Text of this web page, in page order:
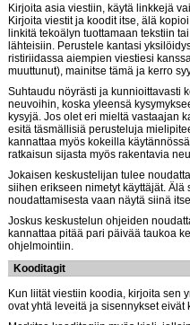
Kirjoita asia viestiin, käytä linkkejä
Kirjoita viestit ja koodit itse, älä
linkitä tekoälyn tuottamaan tekstiin
lähteisiin. Perustele kantasi
ristiriidassa aiempien viestiesi
muuttunut), mainitse tämä ja kerro
Suhtaudu nöyrästi ja kunnioittavasti
neuvoihin, koska yleensä
kysyjä. Jos olet eri mieltä vastaajan
esitä täsmällisiä perusteluja
kannattaa myös kokeilla
ratkaisun sijasta myös rakentavia
Jokaisen keskustelijan tulee
siihen erikseen nimetyt käyttäjät.
noudattamisesta vaan näytä siinä
Joskus keskustelun ohjeiden
kannattaa pitää pari päivää taukoa
ohjelmointiin.
Kooditagit
Kun liität viestiin koodia, kirjoita sen
ovat yhtä leveitä ja sisennykset eivät